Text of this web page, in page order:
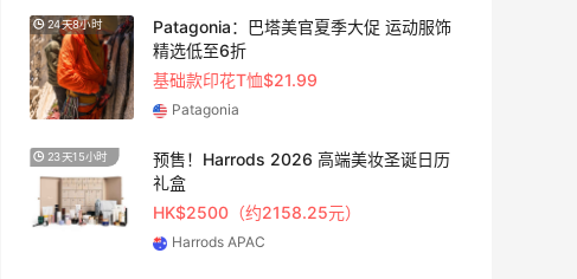
24天8小时
Patagonia：巴塔美官夏季大促 运动服饰
精选低至6折
基础款印花T恤$21.99
Patagonia
23天15小时
预售！Harrods 2026 高端美妆圣诞日历
礼盒
HK$2500（约2158.25元）
Harrods APAC